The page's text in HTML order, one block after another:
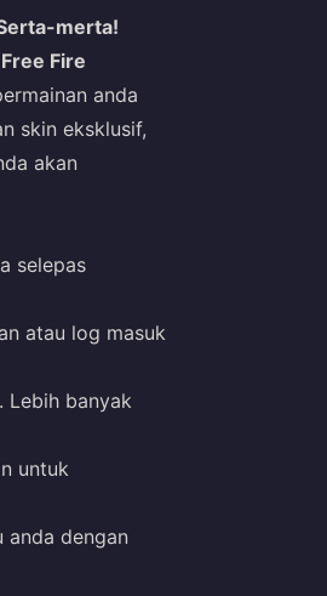
merta!
Fire
anda
skin eksklusif,
akan
selepas
atau log masuk
Lebih banyak
untuk
anda dengan